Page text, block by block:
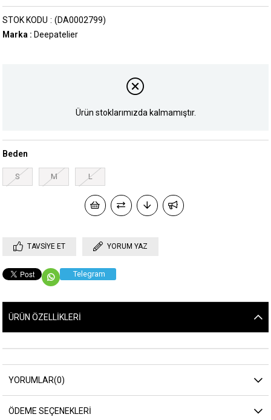
(DA0002799)
STOK KODU
Marka : Deepatelier
Ürün stoklarımızda kalmamıştır.
Beden
S M L
TAVSIYE ET YORUM YAZ
Telegram
ÜRÜN ÖZELLIKLERI
YORUMLAR(0)
ÖDEME SEÇENEKLERI